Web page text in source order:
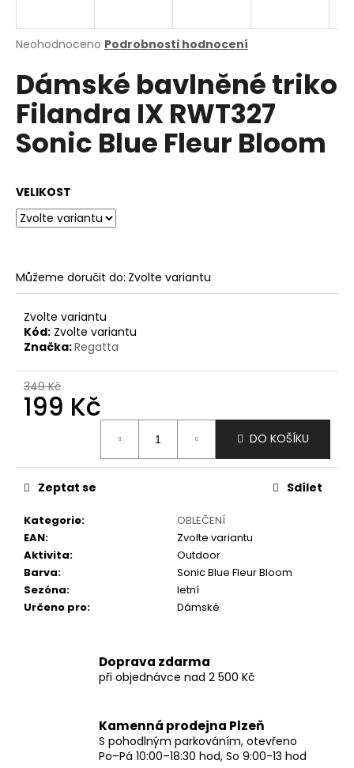
Průměrné
produktu
je
0,0
5
hvězdiček.
Neohodnoceno Podrobnosti hodnocení
Dámské bavlněné triko
Filandra IX RWT327
Sonic Blue Fleur Bloom
VELIKOST
Můžeme doručit do: Zvolte variantu
Zvolte variantu
Kód: Zvolte variantu
Značka:Regatta
349 Kč
199 Kč
DO KOŠÍKU
Kategorie:
OBLEČENÍ
EAN:
Zvolte variantu
Aktivita:
Outdoor
Barva:
Sonic Blue Fleur Bloom
Sezóna:
letní
Určeno pro: Dámské
Zeptat se Sdílet
Doprava zdarma
při objednávce nad 2 500 Kč
Kamenná prodejna Plzeň
S pohodlným parkováním, otevřeno
Po–Pá 10:00–18:30 hod, So 9:00-13 hod
j
t
?
o
p
u
č
u